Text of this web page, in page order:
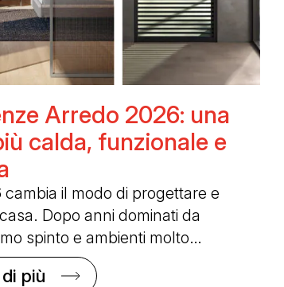
Arredo 2026: una
calda, funzionale e
il modo di progettare e
Dopo anni dominati da
spinto e ambienti molto…
più